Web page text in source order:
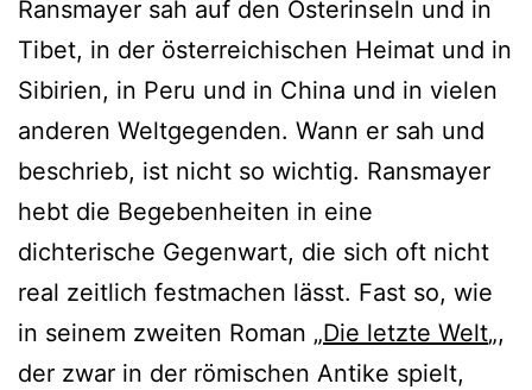
Ransmayer sah auf den Osterinseln und in
Tibet, in der österreichischen Heimat und in
Sibirien, in Peru und in China und in vielen
anderen Weltgegenden. Wann er sah und
beschrieb, ist nicht so wichtig. Ransmayer
hebt die Begebenheiten in eine
dichterische Gegenwart, die sich oft nicht
real zeitlich festmachen lässt. Fast so, wie
in seinem zweiten Roman „Die letzte Welt„,
der zwar in der römischen Antike spielt,